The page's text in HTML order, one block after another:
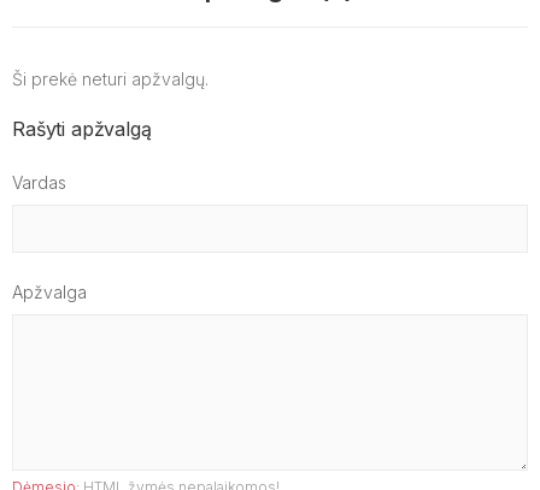
Ši prekė neturi apžvalgų.
Rašyti apžvalgą
Vardas
Apžvalga